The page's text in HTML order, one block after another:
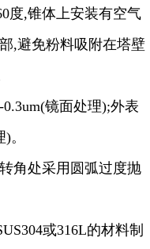
度,锥体上安装有空气
,避免粉料吸附在塔壁
0.3um(镜面处理);外表
)。
转角处采用圆弧过度抛
或316L的材料制